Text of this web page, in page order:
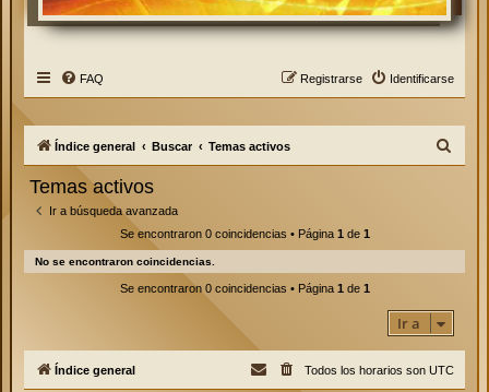
FAQ Identificarse
Registrarse
Índice general Buscar Temas activos
a
r
Temas activos
Ir a búsqueda avanzada
Se encontraron 0 coincidencias • Página 1 de 1
No se encontraron coincidencias.
Se encontraron 0 coincidencias • Página 1 de 1
Ir a
Índice general Todos los horarios son UTC